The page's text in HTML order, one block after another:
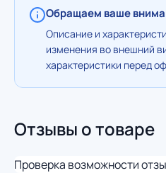
Обращаем ваше
Описание и
изменения во внешний
характеристики перед
Отзывы о товаре
Проверка возможности